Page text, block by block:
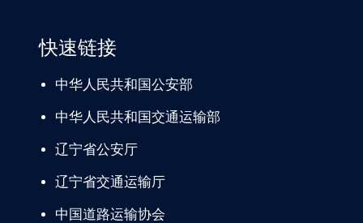
快速链接
中华人民共和国公安部
中华人民共和国交通运输部
辽宁省公安厅
辽宁省交通运输厅
中国道路运输协会